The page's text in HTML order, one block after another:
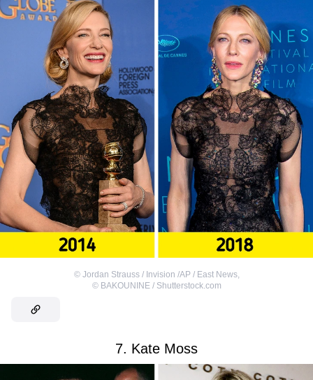
© Jordan Strauss / Invision /AP / East News,
© BAKOUNINE / Shutterstock.com
7. Kate Moss